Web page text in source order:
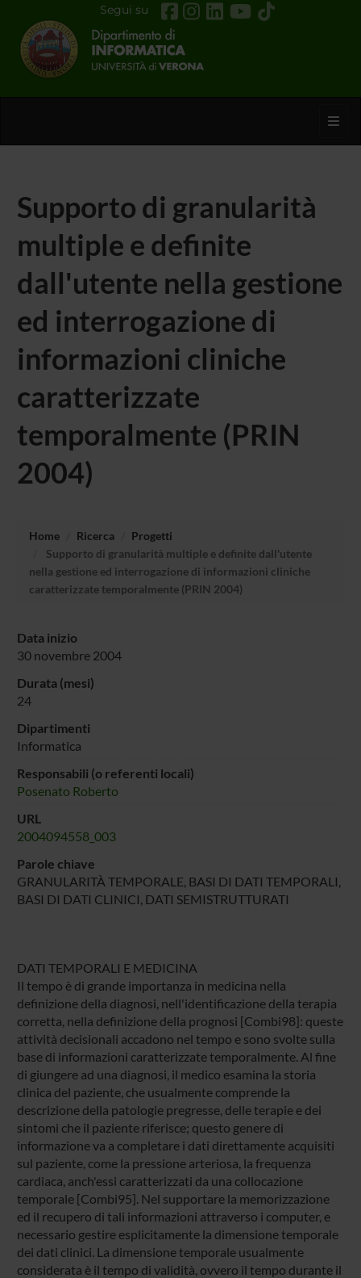
Segui su
Supporto di granularità
multiple e definite
dall'utente nella gestione
ed interrogazione di
informazioni cliniche
caratterizzate
temporalmente (PRIN
2004)
Home Ricerca
Progetti
Supporto di granularità multiple e definite dall'utente
nella gestione ed interrogazione di informazioni cliniche
caratterizzate temporalmente (PRIN 2004)
Data inizio
30 novembre 2004
Durata (mesi)
24
Dipartimenti
Informatica
Responsabili (o referenti locali)
Posenato Roberto
URL
2004094558_003
Parole chiave
GRANULARITÀ TEMPORALE, BASI DI DATI TEMPORALI,
BASI DI DATI CLINICI, DATI SEMISTRUTTURATI
DATI TEMPORALI E MEDICINA
Il tempo è di grande importanza in medicina nella
definizione della diagnosi, nell'identificazione della terapia
corretta, nella definizione della prognosi [Combi98]: queste
attività decisionali accadono nel tempo e sono svolte sulla
base di informazioni caratterizzate temporalmente. Al fine
di giungere ad una diagnosi, il medico esamina la storia
clinica del paziente, che usualmente comprende la
descrizione della patologie pregresse, delle terapie e dei
sintomi che il paziente riferisce; questo genere di
informazione va a completare i dati direttamente acquisiti
sul paziente, come la pressione arteriosa, la frequenza
cardiaca, anch'essi caratterizzati da una collocazione
temporale [Combi95]. Nel supportare la memorizzazione
ed il recupero di tali informazioni attraverso i computer, e
necessario gestire esplicitamente la dimensione temporale
dei dati clinici. La dimensione temporale usualmente
considerata è il tempo di validità, ovvero il tempo durante il